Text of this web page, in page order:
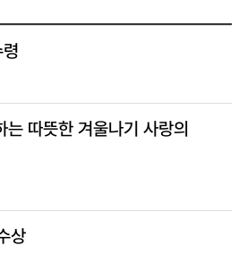
따뜻한 겨울나기 사랑의
상